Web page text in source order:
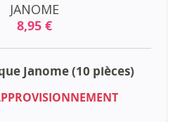
JANOME
8,95 €
Janome (10 pièces)